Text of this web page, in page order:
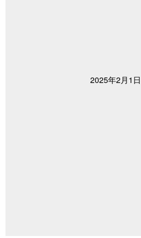
2025年2月1日